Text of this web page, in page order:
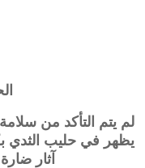
لم يتم التأكد من
يظهر في حليب الثدي
آثار